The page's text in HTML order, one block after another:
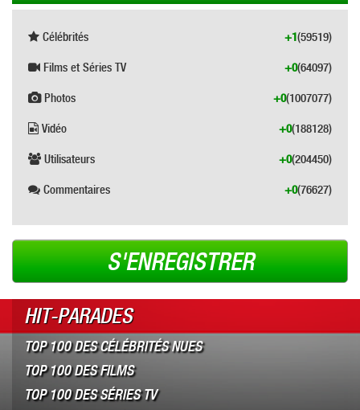
Célébrités (59519)
+1
Films et Séries TV (64097)
+0
Photos (1007077)
+0
Vidéo (188128)
+0
Utilisateurs (204450)
+0
Commentaires (76627)
+0
S'ENREGISTRER
HIT-PARADES
TOP 100 DES CÉLÉBRITÉS NUES
TOP 100 DES FILMS
TOP 100 DES SÉRIES TV